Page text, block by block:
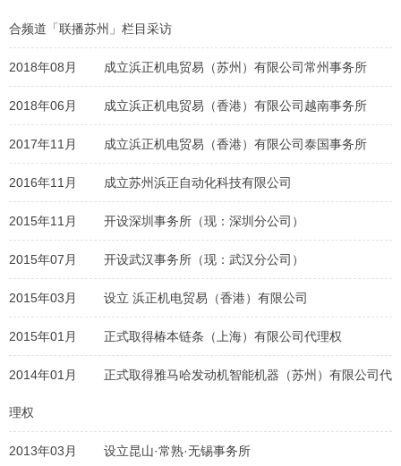
合频道「联播苏州」栏目采访
2018年08月 成立浜正机电贸易（苏州）有限公司常州事务所
2018年06月 成立浜正机电贸易（香港）有限公司越南事务所
2017年11月 成立浜正机电贸易（香港）有限公司泰国事务所
2016年11月 成立苏州浜正自动化科技有限公司
2015年11月 开设深圳事务所（现：深圳分公司）
2015年07月 开设武汉事务所（现：武汉分公司）
2015年03月 设立 浜正机电贸易（香港）有限公司
2015年01月 正式取得椿本链条（上海）有限公司代理权
2014年01月 正式取得雅马哈发动机智能机器（苏州）有限公司代
理权
2013年03月 设立昆山·常熟·无锡事务所